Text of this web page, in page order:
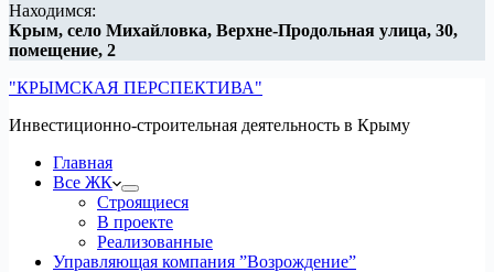
Находимся:
Крым, ​ село Михайловка, Верхне-Продольная улица, 30,
помещение, 2
"КРЫМСКАЯ ПЕРСПЕКТИВА"
Инвестиционно-строительная деятельность в Крыму
Главная
Все ЖК
Строящиеся
В проекте
Реализованные
Управляющая компания ”Возрождение”